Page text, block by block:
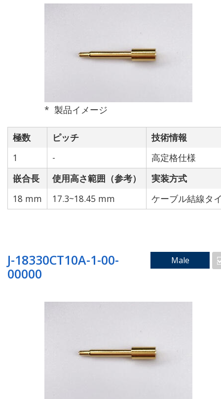
6
14 16 18 20
24 40
電流値[A] 一致
[一致]ボタンをONにすると前方入力欄に入力
製品イメージ
極数 ピッチ
技術情報
1
-
高定格仕様
嵌合長
使用高さ範囲（参考）
実装方式
18 mm
17.3~18.45 mm ケーブル結線タ
J-18330CT10A-1-00-
00000
Male